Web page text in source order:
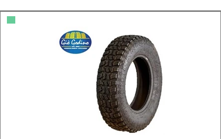
▀